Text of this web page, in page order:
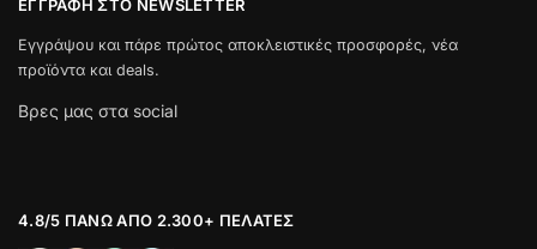
ΕΓΓΡΑΦΉ ΣΤΟ NEWSLETTER
Εγγράψου και πάρε πρώτος αποκλειστικές προσφορές, νέα
προϊόντα και deals.
Βρες μας στα social
4.8/5 ΠΆΝΩ ΑΠΌ 2.300+ ΠΕΛΆΤΕΣ